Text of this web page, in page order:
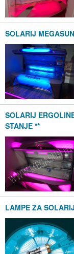
SOLARIJ
SOLARIJ
STANJE **
LAMPE ZA